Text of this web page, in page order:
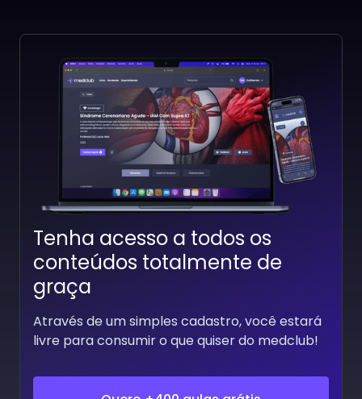
Tenha acesso a todos os
conteúdos totalmente de
graça
Através de um simples cadastro, você estará
livre para consumir o que quiser do medclub!